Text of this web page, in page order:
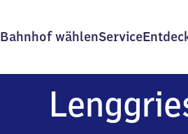
Bahnhof wählenService